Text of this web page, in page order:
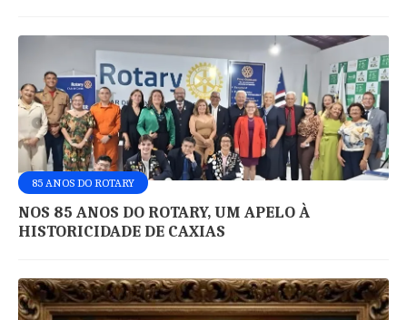
85 ANOS DO ROTARY
NOS 85 ANOS DO ROTARY, UM APELO À
HISTORICIDADE DE CAXIAS